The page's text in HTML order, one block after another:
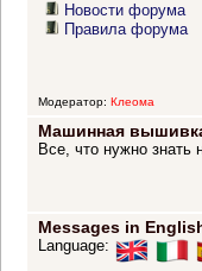
Новости форума
Правила форума
Модератор: Клеома
Машинная
Все, что нужно
Messages in
Language: